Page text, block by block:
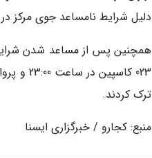
دلیل شرایط نامساعد جوی مرکز
ترک کردند.
منبع: کجارو / خبرگزاری ایسنا